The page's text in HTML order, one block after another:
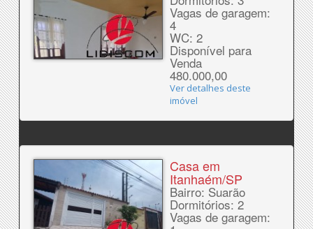
Vagas de garagem:
4
WC: 2
Disponível para
Venda
480.000,00
Ver detalhes deste
imóvel
Casa em
Itanhaém/SP
Bairro: Suarão
Dormitórios: 2
Vagas de garagem: